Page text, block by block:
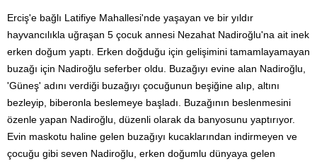
Erciş'e bağlı Latifiye Mahallesi'nde yaşayan ve bir yıldır
hayvancılıkla uğraşan 5 çocuk annesi Nezahat Nadiroğlu'na ait inek
erken doğum yaptı. Erken doğduğu için gelişimini tamamlayamayan
buzağı için Nadiroğlu seferber oldu. Buzağıyı evine alan Nadiroğlu,
'Güneş' adını verdiği buzağıyı çocuğunun beşiğine alıp, altını
bezleyip, biberonla beslemeye başladı. Buzağının beslenmesini
özenle yapan Nadiroğlu, düzenli olarak da banyosunu yaptırıyor.
Evin maskotu haline gelen buzağıyı kucaklarından indirmeyen ve
çocuğu gibi seven Nadiroğlu, erken doğumlu dünyaya gelen